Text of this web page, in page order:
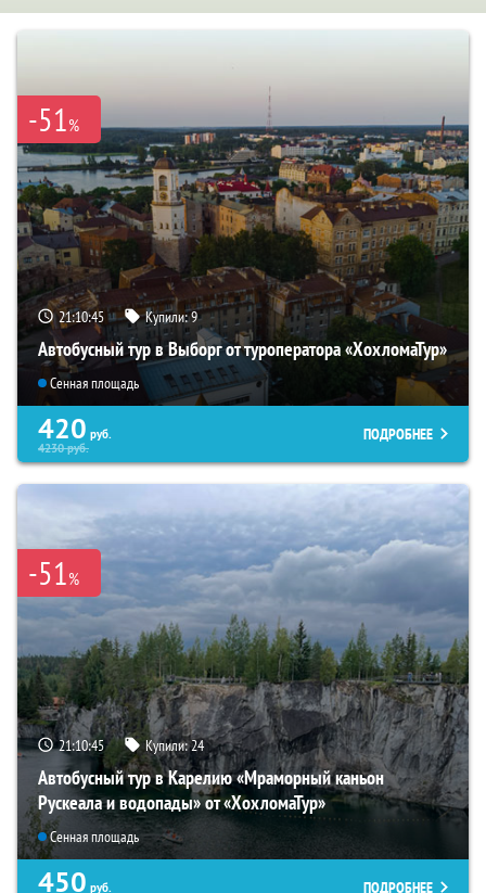
-51%
21:10:44 Купили:9
Автобусный тур в Выборг от туроператора «ХохломаТур»
Сенная площадь
420 руб.
4230руб.
ПОДРОБНЕЕ
-51%
21:10:44 Купили:24
Автобусный тур в Карелию «Мраморный каньон
Рускеала и водопады» от «ХохломаТур»
Сенная площадь
450 руб. ПОДРОБНЕЕ